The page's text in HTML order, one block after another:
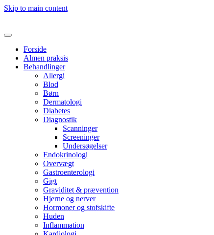
Skip to main content
Forside
Almen praksis
Behandlinger
Allergi
Blod
Børn
Dermatologi
Diabetes
Diagnostik
Scanninger
Screeninger
Undersøgelser
Endokrinologi
Overvægt
Gastroenterologi
Gigt
Graviditet & prævention
Hjerne og nerver
Hormoner og stofskifte
Huden
Inflammation